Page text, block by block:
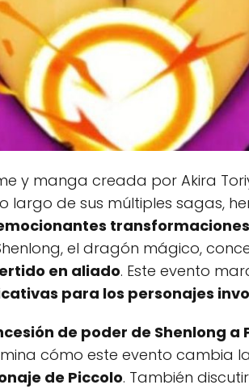
y manga creada por Akira
de sus múltiples sagas,
transformaciones
el dragón mágico,
en aliado. Este evento
para los personajes
de poder de Shenlong a
cómo este evento cambia la
de Piccolo. También